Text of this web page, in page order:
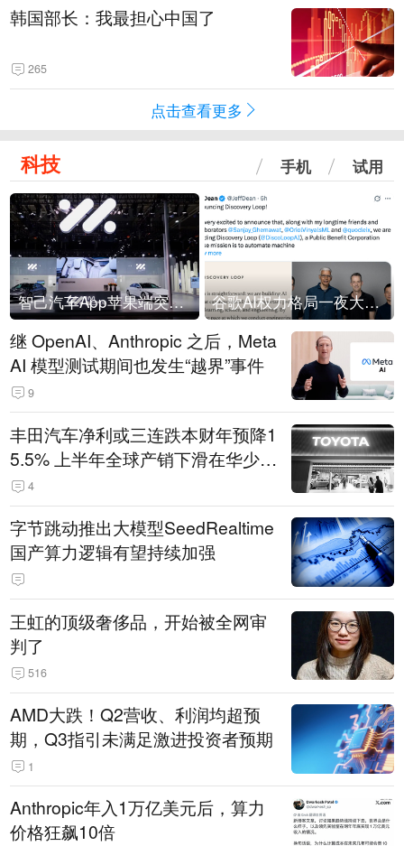
韩国部长：我最担心中国了
265
点击查看更多
科技 手机 试用
智己汽车App苹果端突然“下架” 谷歌AI权力格局一夜大洗牌
继 OpenAI、Anthropic 之后，Meta
AI 模型测试期间也发生“越界”事件
9
丰田汽车净利或三连跌本财年预降1
5.5% 上半年全球产销下滑在华少卖
14.3万辆
4
字节跳动推出大模型SeedRealtime
国产算力逻辑有望持续加强
王虹的顶级奢侈品，开始被全网审
判了
516
AMD大跌！Q2营收、利润均超预
期，Q3指引未满足激进投资者预期
1
Anthropic年入1万亿美元后，算力
价格狂飙10倍